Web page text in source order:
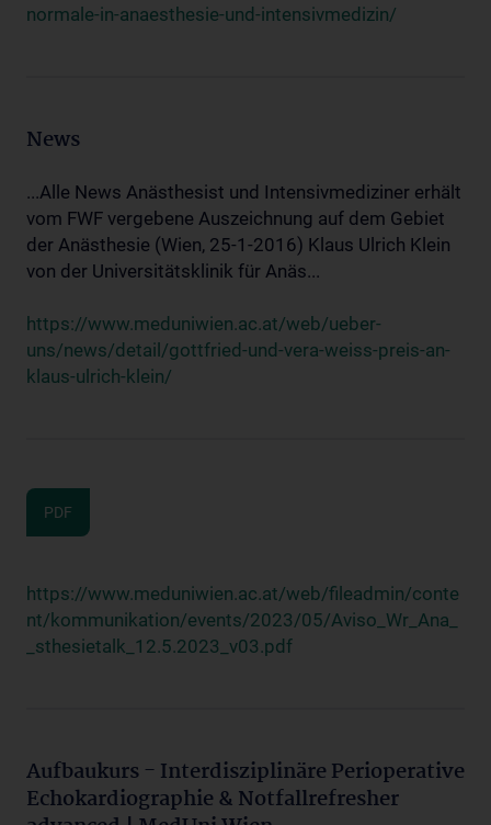
normale-in-anaesthesie-und-intensivmedizin/
News
...Alle News Anästhesist und Intensivmediziner erhält
vom FWF vergebene Auszeichnung auf dem Gebiet
der Anästhesie (Wien, 25-1-2016) Klaus Ulrich Klein
von der Universitätsklinik für Anäs...
https://www.meduniwien.ac.at/web/ueber-
uns/news/detail/gottfried-und-vera-weiss-preis-an-
klaus-ulrich-klein/
PDF
https://www.meduniwien.ac.at/web/fileadmin/conte
nt/kommunikation/events/2023/05/Aviso_Wr_Ana_
_sthesietalk_12.5.2023_v03.pdf
Aufbaukurs - Interdisziplinäre Perioperative
Echokardiographie & Notfallrefresher